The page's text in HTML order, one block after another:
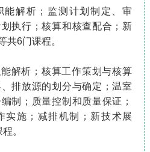
能解析；监测计划制定、审
执行；核算和核查配合；新
共6门课程。
解析；核算工作策划与核算
排放源的划分与确定；温室
制；质量控制和质量保证；
实施；减排机制；新技术展
。